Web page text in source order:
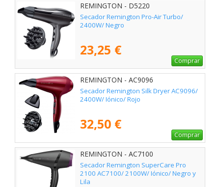
REMINGTON - D5220
Secador Remington Pro-Air Turbo/
2400W/ Negro
23,25 €
Comprar
REMINGTON - AC9096
Secador Remington Silk Dryer AC9096/
2400W/ Iónico/ Rojo
32,50 €
Comprar
REMINGTON - AC7100
Secador Remington SuperCare Pro
2100 AC7100/ 2100W/ Iónico/ Negro y
Lila